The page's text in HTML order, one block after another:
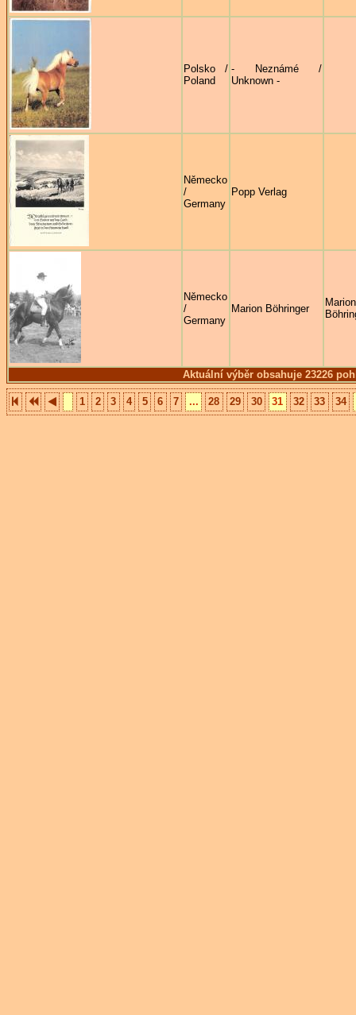
Aktuální výběr obsahuje 23226
Polsko /
Poland
- Neznámé /
Unknown -
Německo
/
Germany
Popp Verlag
Německo
/
Germany
Marion Böhringer
Marion
1 2 3 4 5 6 7 ... 28 29 30 31 32 33 34